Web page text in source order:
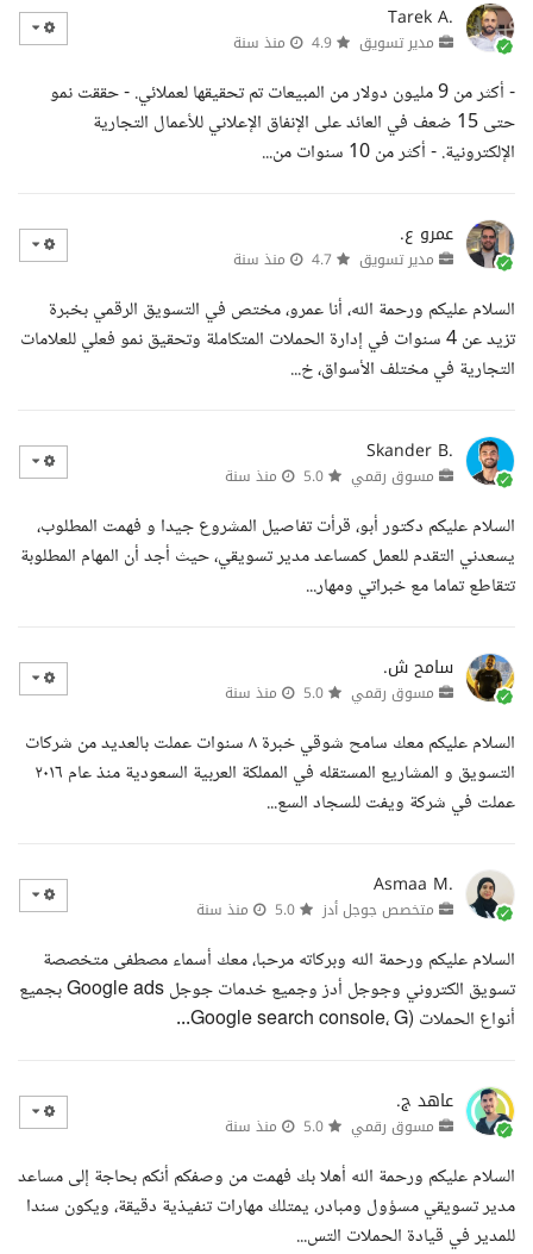
Tarek A.
مدير تسويق منذ سنة
- أكثر من 9 مليون دولار من المبيعات تم تحقيقها لعملائي. - حققت نمو
حتى 15 ضعف في العائد على الإنفاق الإعلاني للأعمال التجارية
الإلكترونية. - أكثر من 10 سنوات من...
عمرو ع.
مدير تسويق منذ سنة
السلام عليكم ورحمة الله، أنا عمرو، مختص في التسويق الرقمي بخبرة
تزيد عن 4 سنوات في إدارة الحملات المتكاملة وتحقيق نمو فعلي للعلامات
التجارية في مختلف الأسواق، خ...
Skander B.
مسوق رقمي منذ سنة
السلام عليكم دكتور أبو، قرأت تفاصيل المشروع جيدا و فهمت المطلوب،
يسعدني التقدم للعمل كمساعد مدير تسويقي، حيث أجد أن المهام المطلوبة
تتقاطع تماما مع خبراتي ومهار...
سامح ش.
مسوق رقمي منذ سنة
السلام عليكم معك سامح شوقي خبرة ٨ سنوات عملت بالعديد من شركات
التسويق و المشاريع المستقله في المملكة العربية السعودية منذ عام ٢٠١٦
عملت في شركة ويفت للسجاد السع...
Asmaa M.
متخصص جوجل أدز منذ سنة
السلام عليكم ورحمة الله وبركاته مرحبا، معك أسماء مصطفى متخصصة
تسويق الكتروني وجوجل أدز وجميع خدمات جوجل Google ads بجميع
أنواع الحملات (Google search console، G...
عاهد ج.
مسوق رقمي منذ سنة
السلام عليكم ورحمة الله أهلا بك فهمت من وصفكم أنكم بحاجة إلى مساعد
مدير تسويقي مسؤول ومبادر، يمتلك مهارات تنفيذية دقيقة، ويكون سندا
للمدير في قيادة الحملات التس...